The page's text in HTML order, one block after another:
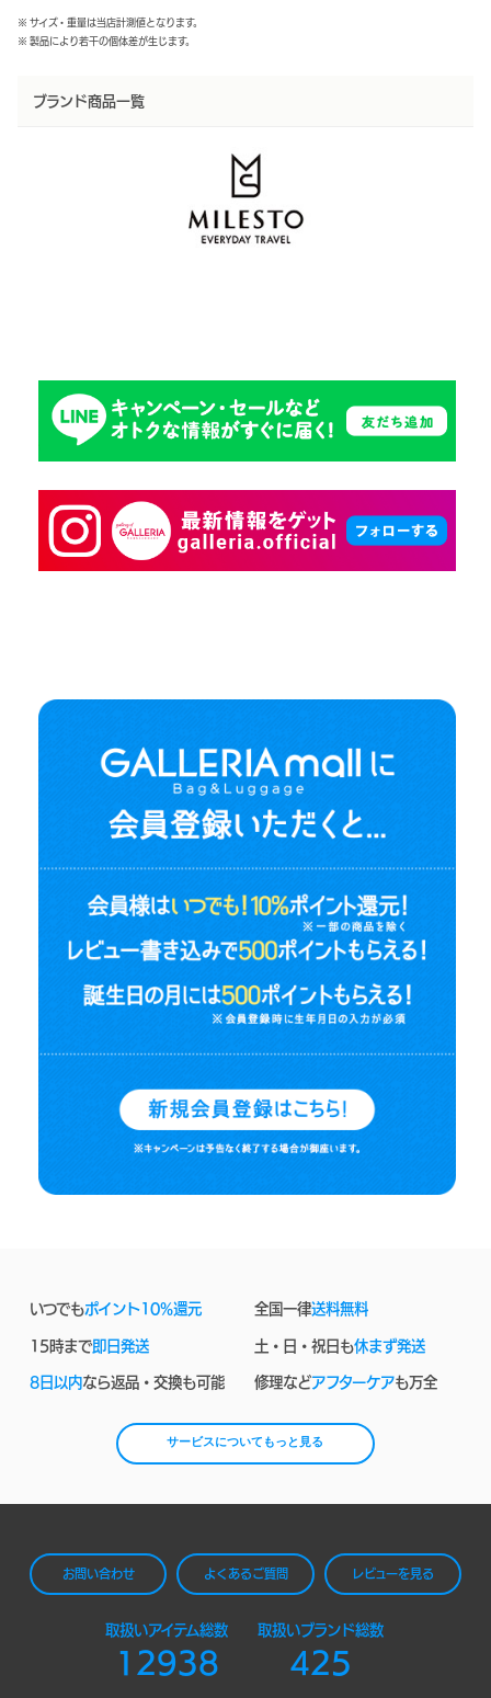
※ サイズ・重量は当店計測値となります。
※ 製品により若干の個体差が生じます。
ブランド商品一覧
いつでもポイント10%還元 全国一律送料無料
15時まで即日発送 土・日・祝日も休まず発送
8日以内なら返品・交換も可能 修理などアフターケアも万全
サービスについてもっと見る
お問い合わせ よくあるご質問 レビューを見る
取扱いアイテム総数
12938
取扱いブランド総数
425